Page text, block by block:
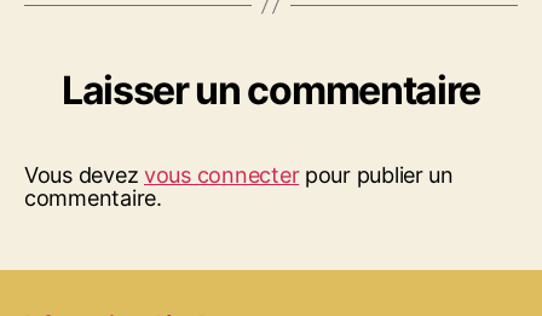
Laisser un commentaire
Vous devezvous connecterpour publier un
commentaire.